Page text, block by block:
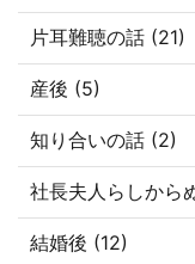
片耳難聴の話 (21)
産後 (5)
知り合いの話 (2)
社長夫人らしから
結婚後 (12)